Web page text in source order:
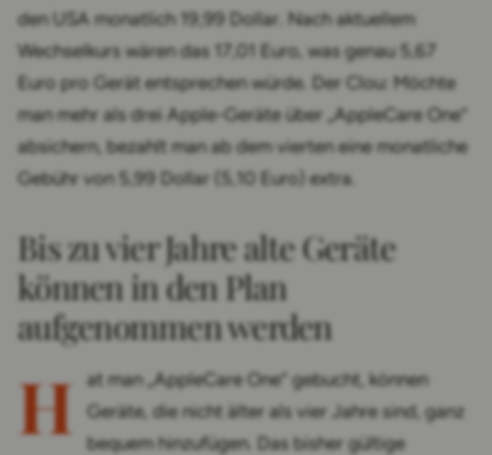
den USA monatlich 19,99 Dollar. Nach aktuellem
Wechselkurs wären das 17,01 Euro, was genau 5,67
Euro pro Gerät entsprechen würde. Der Clou: Möchte
man mehr als drei Apple-Geräte über „AppleCare One“
absichern, bezahlt man ab dem vierten eine monatliche
Gebühr von 5,99 Dollar (5,10 Euro) extra.
Bis zu vier Jahre alte Geräte
können in den Plan
aufgenommen werden
H
at man „AppleCare One“ gebucht, können
Geräte, die nicht älter als vier Jahre sind, ganz
bequem hinzufügen. Das bisher gültige